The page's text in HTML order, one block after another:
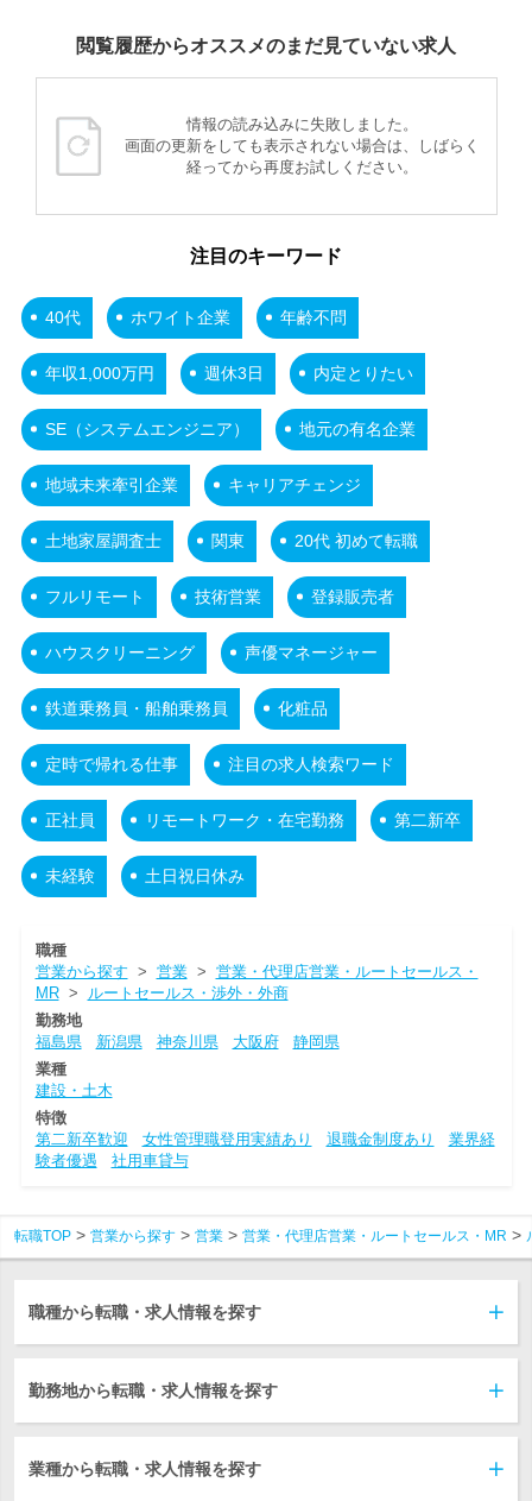
閲覧履歴からオススメのまだ見ていない求人
情報の読み込みに失敗しました。
画面の更新をしても表示されない場合は、しばらく
経ってから再度お試しください。
注目のキーワード
40代 ホワイト企業 年齢不問
年収1,000万円 週休3日 内定とりたい
SE（システムエンジニア） 地元の有名企業
地域未来牽引企業 キャリアチェンジ
土地家屋調査士 関東 20代 初めて転職
フルリモート 技術営業 登録販売者
ハウスクリーニング 声優マネージャー
鉄道乗務員・船舶乗務員 化粧品
定時で帰れる仕事 注目の求人検索ワード
正社員 リモートワーク・在宅勤務 第二新卒
未経験 土日祝日休み
職種
営業から探す > 営業> 営業・代理店営業・ルートセールス・
MR>
ルートセールス・渉外・外商
勤務地
福島県
新潟県 神奈川県 大阪府
静岡県
業種
建設・土木
特徴
第二新卒歓迎
女性管理職登用実績あり 退職金制度あり
業界経
験者優遇
社用車貸与
転職TOP 営業から探す 営業 営業・代理店営業・ルートセールス・MR
職種から転職・求人情報を探す
勤務地から転職・求人情報を探す
業種から転職・求人情報を探す